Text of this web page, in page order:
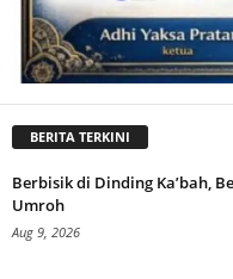
BERITA TERKINI
Berbisik di Dinding Ka’bah,
Umroh
Aug 9, 2026